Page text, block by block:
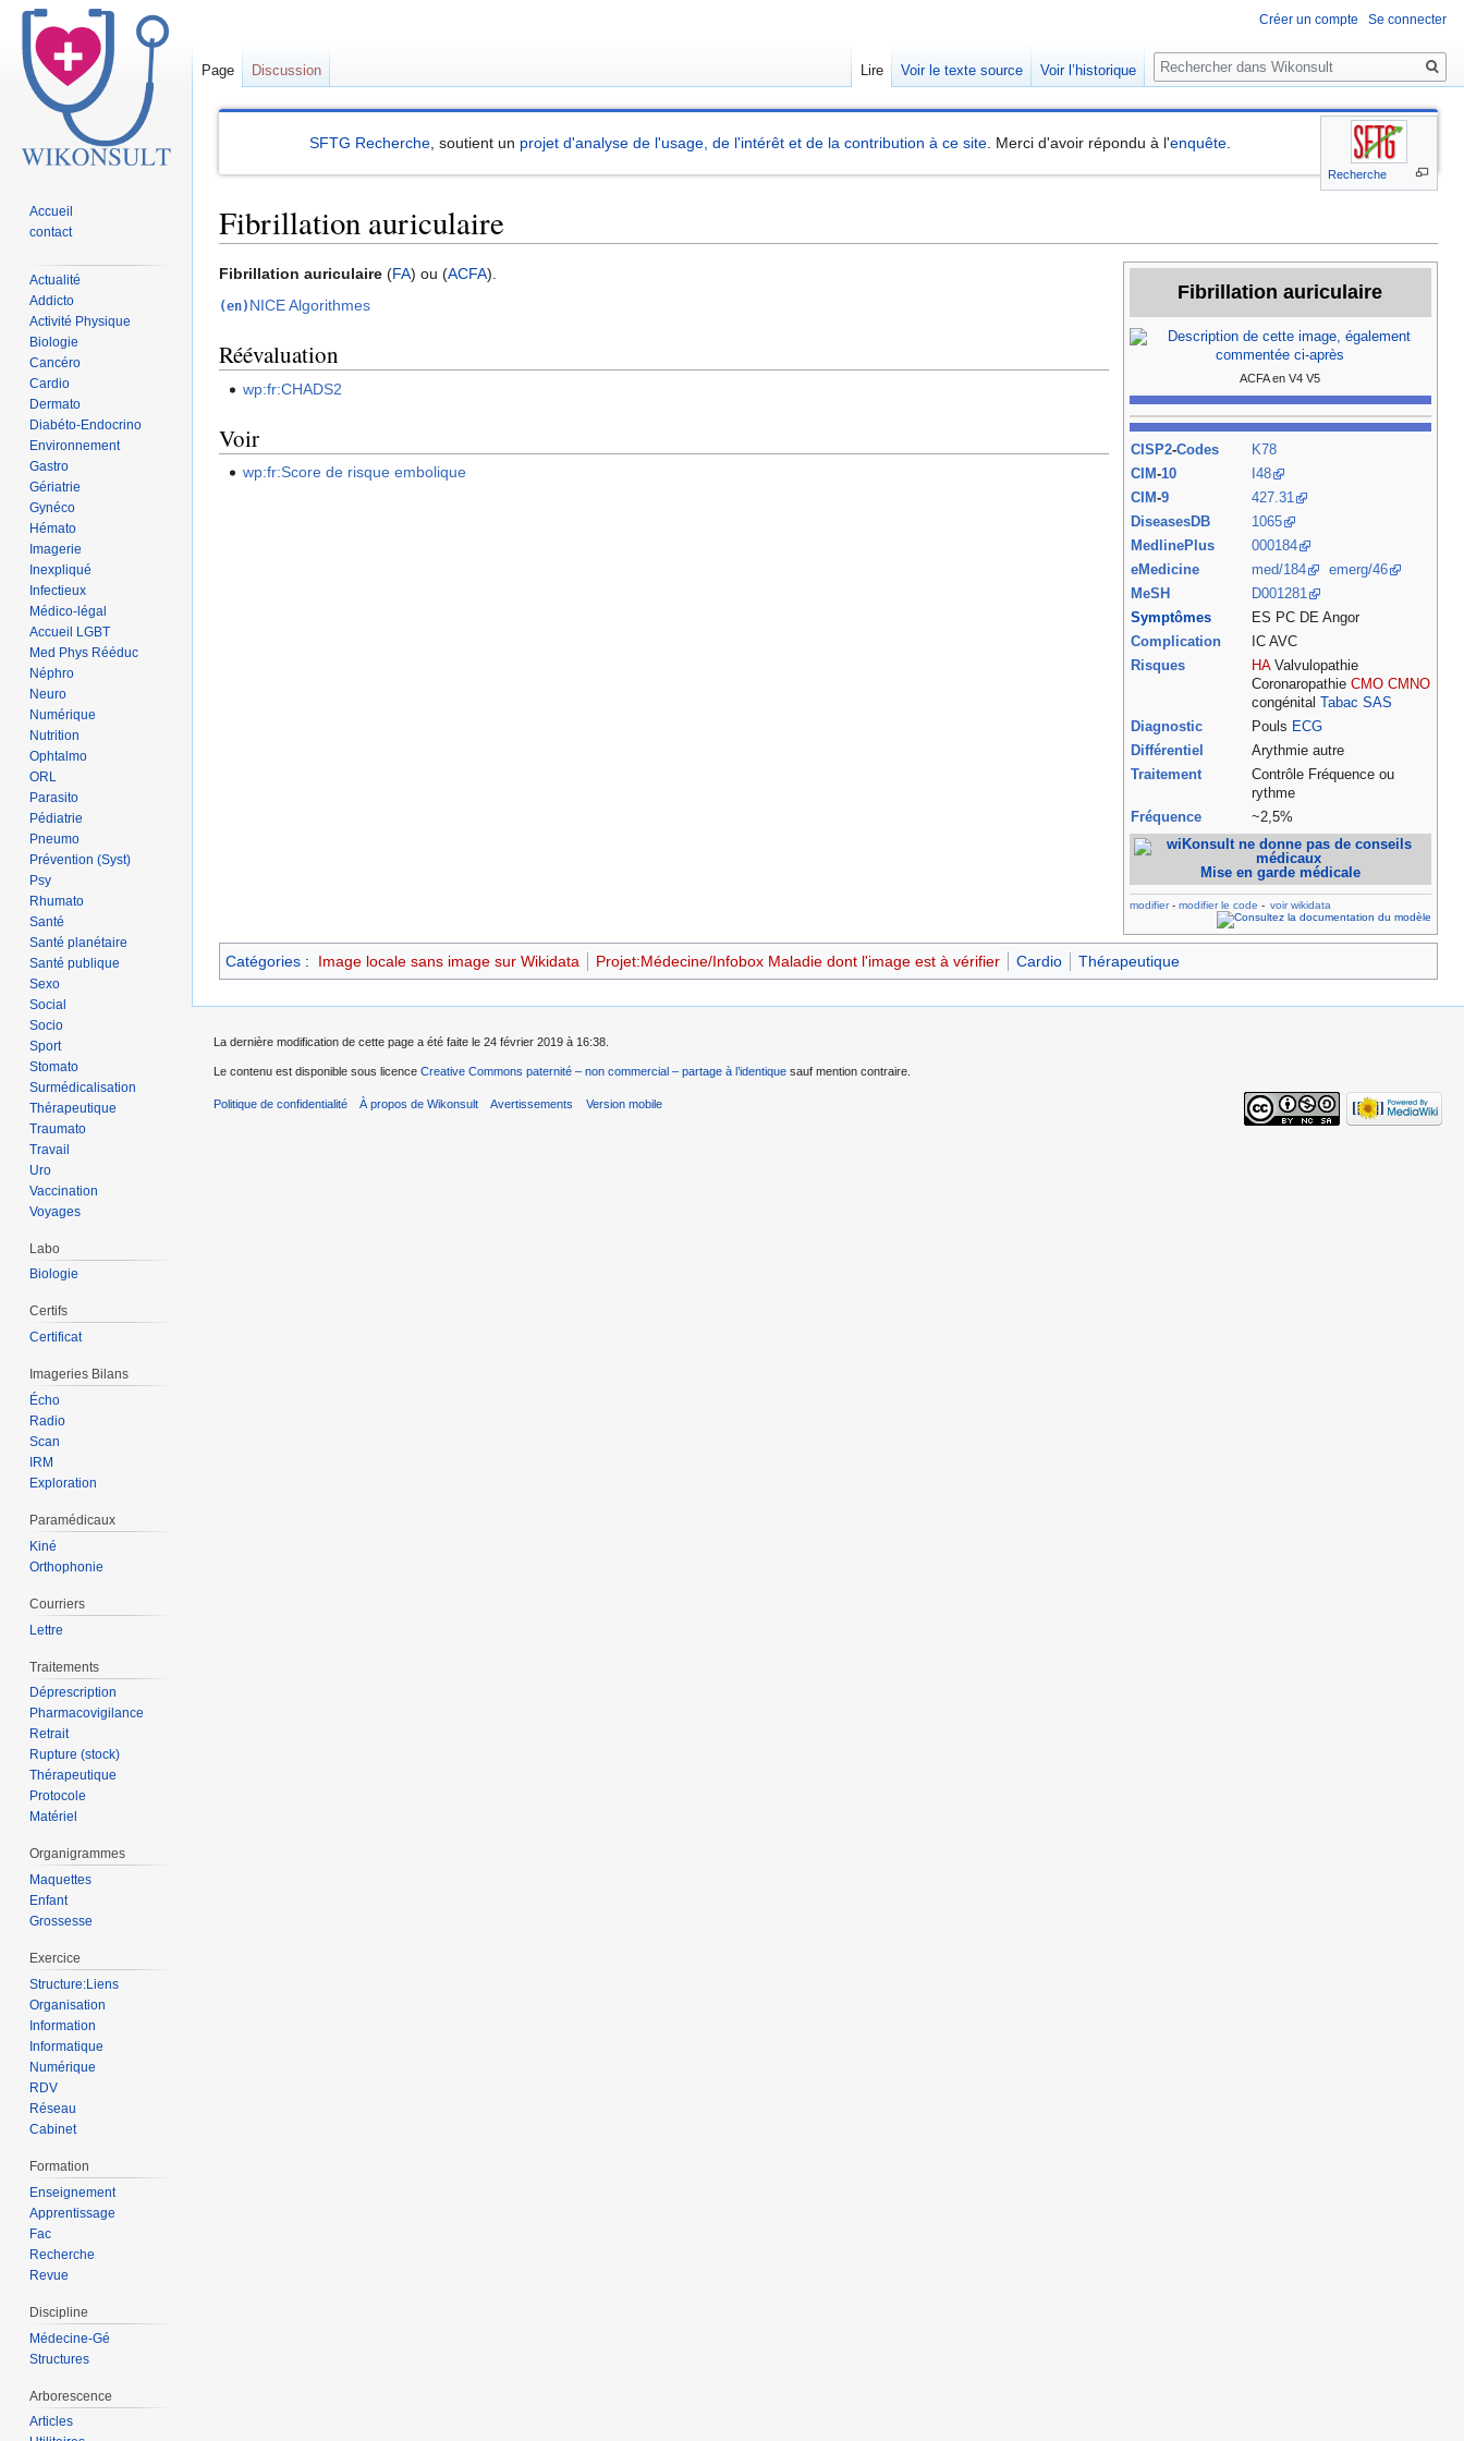
Recherche
SFTG Recherche , soutient un projet d'analyse de l'usage, de l'intérêt et de la contribution à ce site . Merci d'avoir répondu à l'enquête
Fibrillation auriculaire
Sauter
à
navigation
Sauter
à
recherche
Fibrillation auriculaire
ACFA en V4 V5
CISP2-Codes K78
CIM-10
I48
CIM-9
427.31
DiseasesDB
1065
MedlinePlus
000184
eMedicine
med/184
emerg/46
MeSH
D001281
Symptômes
ES PC DE Angor
Complication
IC AVC
Risques
HAValvulopathie
Coronaropathie CMO CMNO
congénital
Tabac SAS
Diagnostic
Pouls ECG
Différentiel
Arythmie autre
Traitement
Contrôle Fréquence ou
rythme
Fréquence
~2,5%
Mise en garde médicale
modifier- modifier le code - voir wikidata
Fibrillation auriculaire (FA) ou (ACFA).
(en) NICE Algorithmes
Réévaluation
wp:fr:CHADS2
Voir
wp:fr:Score de risque embolique
Catégories : Image locale sans image sur Wikidata Projet:Médecine/Infobox Maladie dont l'image est à vérifier Cardio Thérapeutique
Créer un compte Se connecter
Page Discussion Lire Voir le texte source Voir l’historique
Rechercher
Accueil
contact
Actualité
Addicto
Activité Physique
Biologie
Cancéro
Cardio
Dermato
Diabéto-Endocrino
Environnement
Gastro
Gériatrie
Gynéco
Hémato
Imagerie
Inexpliqué
Infectieux
Médico-légal
Accueil LGBT
Med Phys Rééduc
Néphro
Neuro
Numérique
Nutrition
Ophtalmo
ORL
Parasito
Pédiatrie
Pneumo
Prévention (Syst)
Psy
Rhumato
Santé
Santé planétaire
Santé publique
Sexo
Social
Socio
Sport
Stomato
Surmédicalisation
Thérapeutique
Traumato
Travail
Uro
Vaccination
Voyages
Labo
Biologie
Certifs
Certificat
Imageries Bilans
Écho
Radio
Scan
IRM
Exploration
Paramédicaux
Kiné
Orthophonie
Courriers
Lettre
Traitements
Déprescription
Pharmacovigilance
Retrait
Rupture (stock)
Thérapeutique
Protocole
Matériel
Organigrammes
Maquettes
Enfant
Grossesse
Exercice
Structure:Liens
Organisation
Information
Informatique
Numérique
RDV
Réseau
Cabinet
Formation
Enseignement
Apprentissage
Fac
Recherche
Revue
Discipline
Médecine-Gé
Structures
Arborescence
Articles
La dernière modification de cette page a été faite le 24 février 2019 à 16:38.
Le contenu est disponible sous licence Creative Commons paternité – non commercial – partage à l’identique sauf mention contraire.
Politique de confidentialité À propos de Wikonsult Avertissements Version mobile